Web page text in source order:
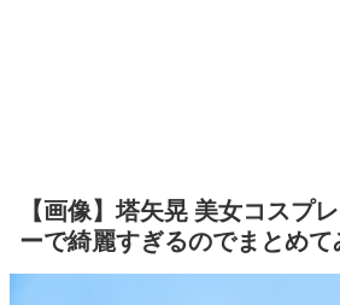
【画像】塔矢晃 美女コスプ
ーで綺麗すぎるのでまとめて